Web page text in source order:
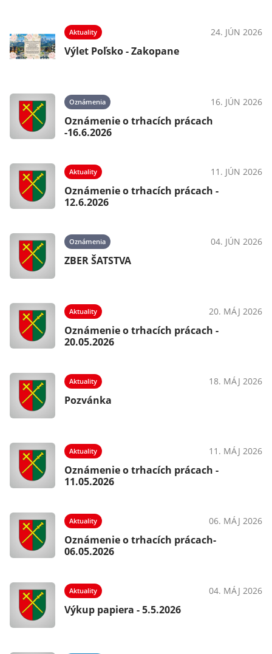
Aktuality 24. JÚN 2026
Výlet Poľsko - Zakopane
Oznámenia 16. JÚN 2026
Oznámenie o trhacích prácach
-16.6.2026
Aktuality 11. JÚN 2026
Oznámenie o trhacích prácach -
12.6.2026
Oznámenia 04. JÚN 2026
ZBER ŠATSTVA
Aktuality 20. MÁJ 2026
Oznámenie o trhacích prácach -
20.05.2026
Aktuality 18. MÁJ 2026
Pozvánka
Aktuality 11. MÁJ 2026
Oznámenie o trhacích prácach -
11.05.2026
Aktuality 06. MÁJ 2026
Oznámenie o trhacích prácach-
06.05.2026
Aktuality 04. MÁJ 2026
Výkup papiera - 5.5.2026